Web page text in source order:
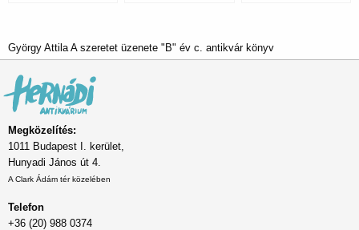
György Attila A szeretet üzenete "B" év c. antikvár könyv
Megközelítés:
1011 Budapest I. kerület,
Hunyadi János út 4.
A Clark Ádám tér közelében
Telefon
+36 (20) 988 0374